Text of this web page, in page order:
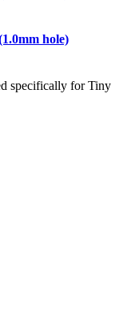
hole)
specifically for Tiny